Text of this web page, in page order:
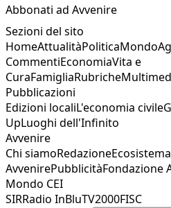
Abbonati ad Avvenire
Sezioni del sito
HomeAttualitàPoliticaMondo
CommentiEconomiaVita e
CuraFamigliaRubriche
Pubblicazioni
Edizioni localiL'economia civile
UpLuoghi dell'Infinito
Avvenire
Chi siamoRedazioneEcosistema
AvvenirePubblicitàFondazione
Mondo CEI
SIRRadio InBluTV2000FISC